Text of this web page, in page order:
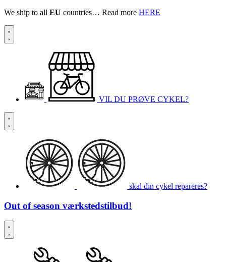
We ship to all EU countries… Read more HERE
VIL DU PRØVE CYKEL?
skal din cykel repareres?
Out of season værkstedstilbud!